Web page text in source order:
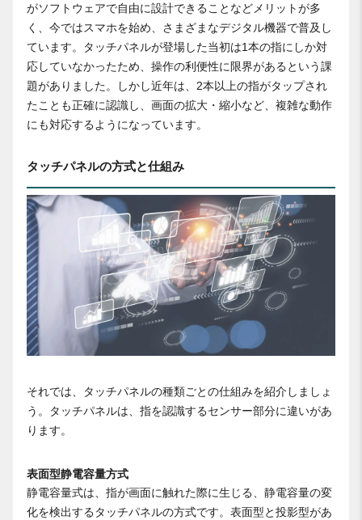
がソフトウェアで自由に設計できることなどメリットが多
く、今ではスマホを始め、さまざまなデジタル機器で普及し
ています。タッチパネルが登場した当初は1本の指にしか対
応していなかったため、操作の利便性に限界があるという課
題がありました。しかし近年は、2本以上の指がタップされ
たことも正確に認識し、画面の拡大・縮小など、複雑な動作
にも対応するようになっています。
タッチパネルの方式と仕組み
それでは、タッチパネルの種類ごとの仕組みを紹介しましょ
う。タッチパネルは、指を認識するセンサー部分に違いがあ
ります。
表面型静電容量方式
静電容量式は、指が画面に触れた際に生じる、静電容量の変
化を検出するタッチパネルの方式です。表面型と投影型があ